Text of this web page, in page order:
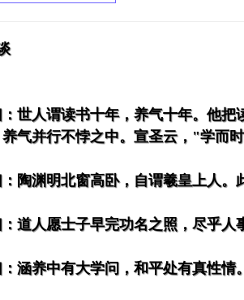
世人谓读书十年，养气十年。他
气并行不悖之中。宣圣云，"学而
陶渊明北窗高卧，自谓羲皇上人。
道人愿士子早完功名之照，尽乎人
涵养中有大学问，和平处有真性情